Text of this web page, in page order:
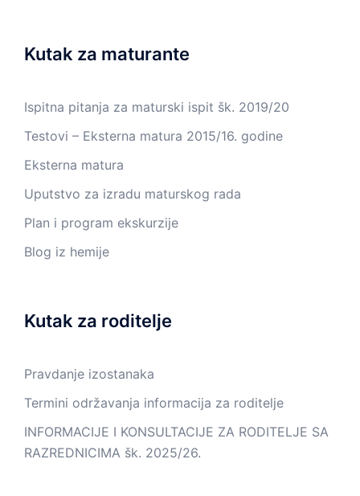
Kutak za maturante
Ispitna pitanja za maturski ispit šk. 2019/20
Testovi – Eksterna matura 2015/16. godine
Eksterna matura
Uputstvo za izradu maturskog rada
Plan i program ekskurzije
Blog iz hemije
Kutak za roditelje
Pravdanje izostanaka
Termini održavanja informacija za roditelje
INFORMACIJE I KONSULTACIJE ZA RODITELJE SA
RAZREDNICIMA šk. 2025/26.